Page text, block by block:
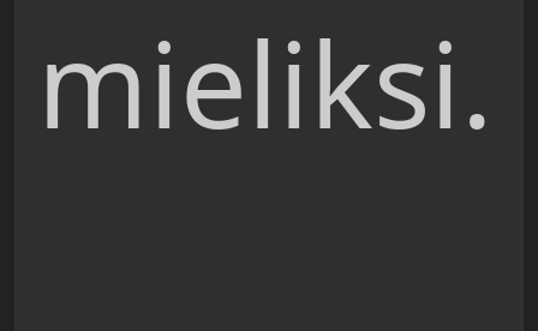
mieliksi.